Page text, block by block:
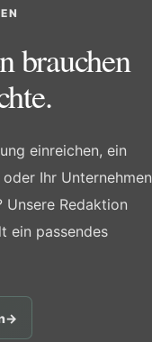
brauchen
einreichen, ein
Ihr Unternehmen
Redaktion
ein passendes
→